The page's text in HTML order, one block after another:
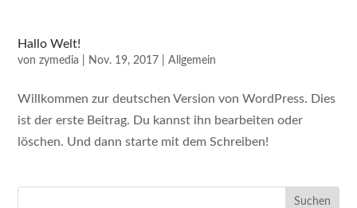
Hallo Welt!
vonzymedia Nov. 19, 2017 |Allgemein
Willkommen zur deutschen Version von WordPress. Dies
ist der erste Beitrag. Du kannst ihn bearbeiten oder
löschen. Und dann starte mit dem Schreiben!